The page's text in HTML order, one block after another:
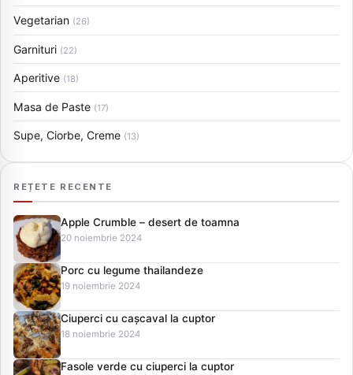
Vegetarian (26)
Garnituri (22)
Aperitive (18)
Masa de Paste (17)
Supe, Ciorbe, Creme (13)
REȚETE RECENTE
Apple Crumble – desert de toamna
20 noiembrie 2024
Porc cu legume thailandeze
19 noiembrie 2024
Ciuperci cu cașcaval la cuptor
18 noiembrie 2024
Fasole verde cu ciuperci la cuptor